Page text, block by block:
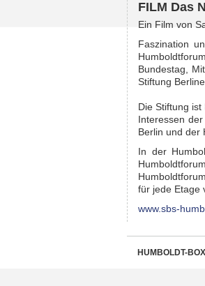
FILM Das
Ein Film von
Faszination
Bundestag,
Stiftung
Die Stiftung
Interessen
Berlin und der
In der
für jede Etage
www.sbs-
HUMBOLDT-